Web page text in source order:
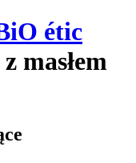
étic
masłem